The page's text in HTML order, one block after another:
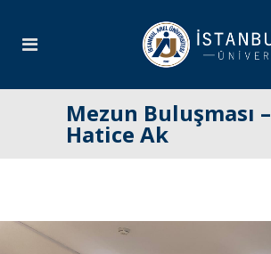
Mezun Buluşması –
Hatice Ak